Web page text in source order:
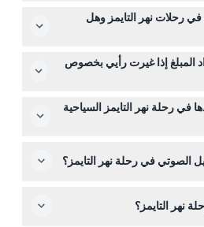
المركزية مثل ويستمينستر،
وغرينيتش، مع بعض الرحلات
من رصيف لندن آي.
رحلات نهر التايمز وهل
السفر مجاناً، لكن يجب أن
يكون جميع الأطفال تحت 16 سنة برفقة بالغ يدفع ثمن التذكرة
المبلغ إذا غيرت رأيي بخصوص
ولا يمكن إلغاؤها؛ يجب استخدامها في
التخطيط جيداً قبل الحجز.
في رحلة نهر التايمز السياحية
غلوب، وغالباً ما يصاحب
الصوتي في رحلة نهر التايمز؟
الألمانية، الهندية، الإيطالية،
نهر التايمز؟